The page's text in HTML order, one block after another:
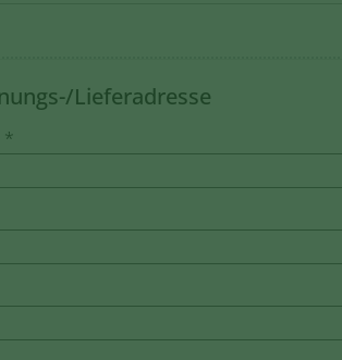
Lieferadresse
*